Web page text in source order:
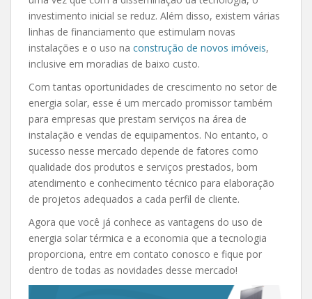
investimento inicial se reduz. Além disso, existem várias
linhas de financiamento que estimulam novas
instalações e o uso na construção de novos imóveis,
inclusive em moradias de baixo custo.
Com tantas oportunidades de crescimento no setor de
energia solar, esse é um mercado promissor também
para empresas que prestam serviços na área de
instalação e vendas de equipamentos. No entanto, o
sucesso nesse mercado depende de fatores como
qualidade dos produtos e serviços prestados, bom
atendimento e conhecimento técnico para elaboração
de projetos adequados a cada perfil de cliente.
Agora que você já conhece as vantagens do uso de
energia solar térmica e a economia que a tecnologia
proporciona, entre em contato conosco e fique por
dentro de todas as novidades desse mercado!